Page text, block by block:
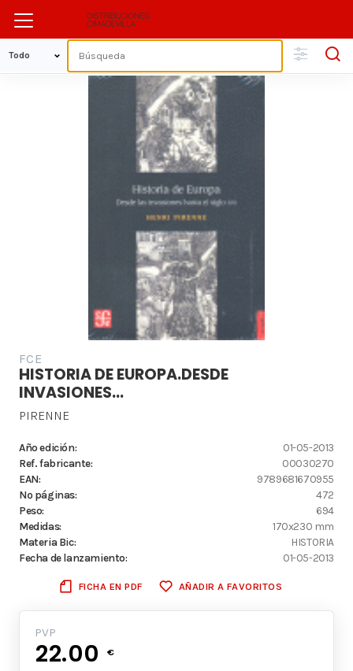
FCE
HISTORIA DE EUROPA.DESDE
INVASIONES...
PIRENNE
Año edición:
01-05-2013
Ref. fabricante:
00030270
EAN:
9789681670955
Nº páginas:
472
Peso:
694
Medidas:
170x230 mm
Materia Bic:
HISTORIA
Fecha de lanzamiento:
01-05-2013
FICHA EN PDF AÑADIR A FAVORITOS
PVP
22.00 €